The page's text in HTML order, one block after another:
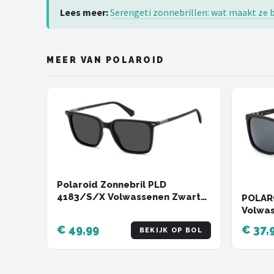
Lees meer:Serengeti zonnebrillen: wat maakt ze
MEER VAN POLAROID
Polaroid Zonnebril PLD
4183/S/X Volwassenen Zwart
recycled standerd) certificated
€ 49,99 BEKIJK OP BOL €